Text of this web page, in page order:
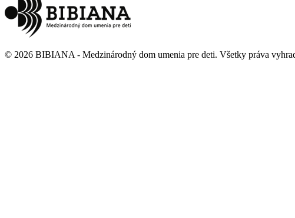
© 2026 BIBIANA - Medzinárodný dom umenia pre deti. Všetky práva